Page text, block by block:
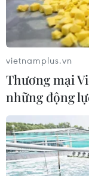
vietnamplus.vn
Thương mại
những động